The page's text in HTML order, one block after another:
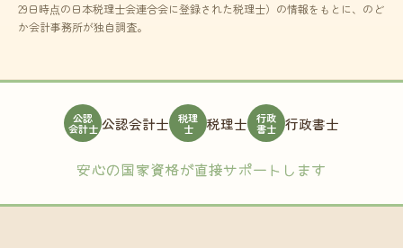
29日時点の日本税理士会連合会に登録された税理士）の情報をもとに、のど
か会計事務所が独自調査。
公認
会計士 公認会計士 税理
士 税理士 行政
書士 行政書士
安心の国家資格が直接サポートします